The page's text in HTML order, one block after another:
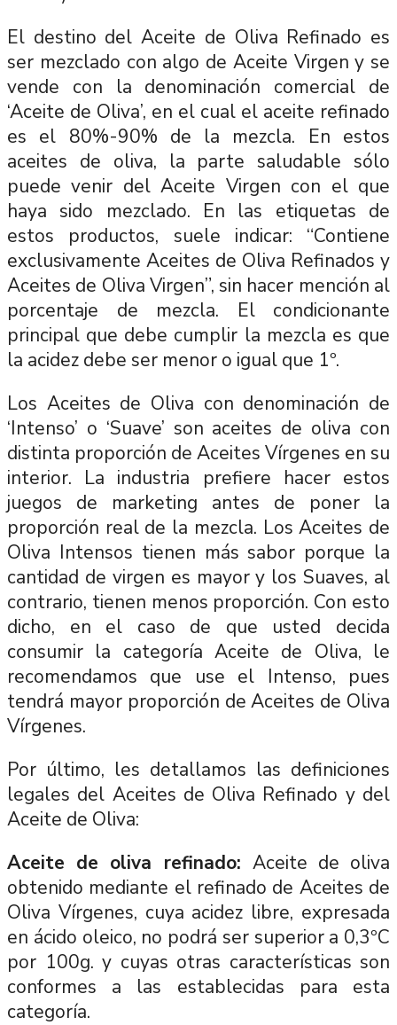
El destino del Aceite de Oliva Refinado es
ser mezclado con algo de Aceite Virgen y se
vende con la denominación comercial de
‘Aceite de Oliva’, en el cual el aceite refinado
es el 80%-90% de la mezcla. En estos
aceites de oliva, la parte saludable sólo
puede venir del Aceite Virgen con el que
haya sido mezclado. En las etiquetas de
estos productos, suele indicar: “Contiene
exclusivamente Aceites de Oliva Refinados y
Aceites de Oliva Virgen”, sin hacer mención al
porcentaje de mezcla. El condicionante
principal que debe cumplir la mezcla es que
la acidez debe ser menor o igual que 1º.
Los Aceites de Oliva con denominación de
‘Intenso’ o ‘Suave’ son aceites de oliva con
distinta proporción de Aceites Vírgenes en su
interior. La industria prefiere hacer estos
juegos de marketing antes de poner la
proporción real de la mezcla. Los Aceites de
Oliva Intensos tienen más sabor porque la
cantidad de virgen es mayor y los Suaves, al
contrario, tienen menos proporción. Con esto
dicho, en el caso de que usted decida
consumir la categoría Aceite de Oliva, le
recomendamos que use el Intenso, pues
tendrá mayor proporción de Aceites de Oliva
Vírgenes.
Por último, les detallamos las definiciones
legales del Aceites de Oliva Refinado y del
Aceite de Oliva:
Aceite de oliva refinado: Aceite de oliva
obtenido mediante el refinado de Aceites de
Oliva Vírgenes, cuya acidez libre, expresada
en ácido oleico, no podrá ser superior a 0,3ºC
por 100g. y cuyas otras características son
conformes a las establecidas para esta
categoría.